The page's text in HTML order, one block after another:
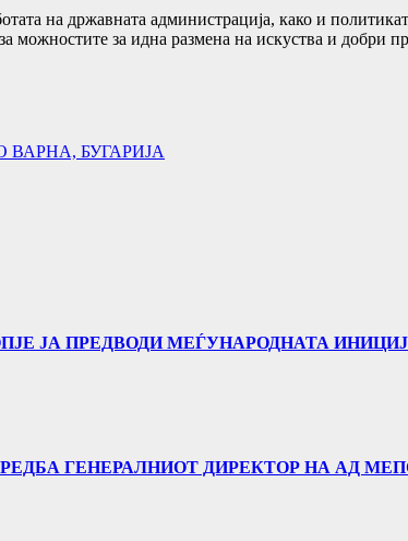
на државната администрација, како и
можностите за идна размена на искуства и добри
БУГАРИЈА
ЈА ПРЕДВОДИ МЕЃУНАРОДНАТА
ГЕНЕРАЛНИОТ ДИРЕКТОР НА АД